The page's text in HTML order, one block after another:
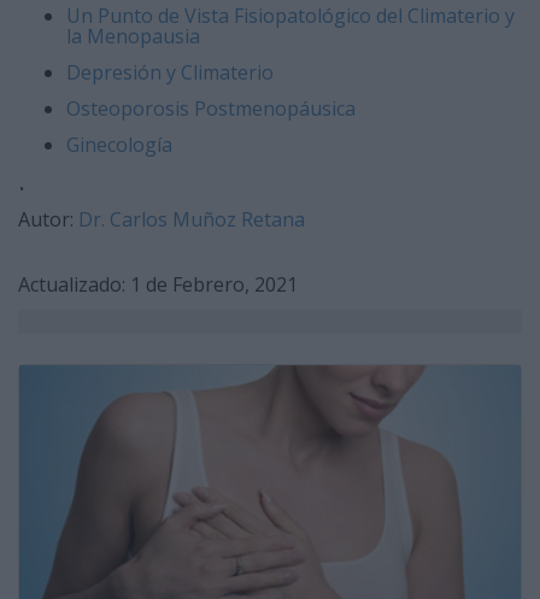
Un Punto de Vista Fisiopatológico del Climaterio y
la Menopausia
Depresión y Climaterio
Osteoporosis Postmenopáusica
Ginecología
.
Autor: Dr. Carlos Muñoz Retana
​Actualizado: 1 de Febrero, 2021